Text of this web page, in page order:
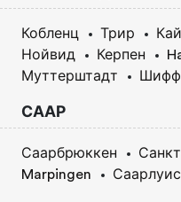
Кобленц Трир
Нойвид
Керпен
Муттерштадт
СААР
Саарбрюккен
Marpingen
Саарлуис